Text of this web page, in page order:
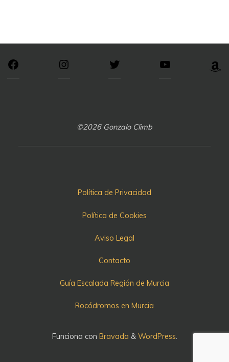
©2026 Gonzalo Climb
Política de Privacidad
Política de Cookies
Aviso Legal
Contacto
Guía Escalada Región de Murcia
Rocódromos en Murcia
Funciona con Bravada & WordPress.